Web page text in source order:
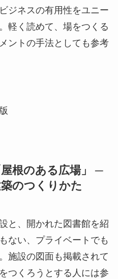
ジネスの有用性をユニー
軽く読めて、場をつくる
ントの手法としても参考
根のある広場」 ─
のつくりかた
と、開かれた図書館を紹
ない、プライベートでも
施設の図面も掲載されて
つくろうとする人には参